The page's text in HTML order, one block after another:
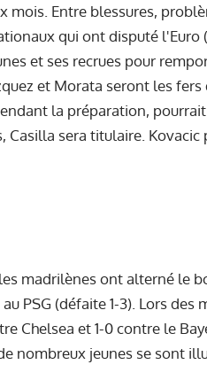
mois. Entre blessures,
qui ont disputé l'Euro
et ses recrues pour
et Morata seront les
la préparation,
Casilla sera titulaire.
madrilènes ont alterné le
PSG (défaite 1-3). Lors
Chelsea et 1-0 contre le
nombreux jeunes se sont